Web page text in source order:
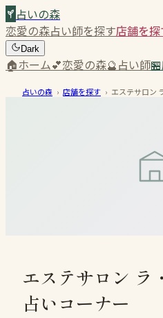
占いの森
恋愛の森占い師を探す店舗を探
Dark
🏠ホーム💕恋愛の森🔮占い師🏪
占いの森 › 店舗を探す › エステサロン
エステサロン
占いコーナー